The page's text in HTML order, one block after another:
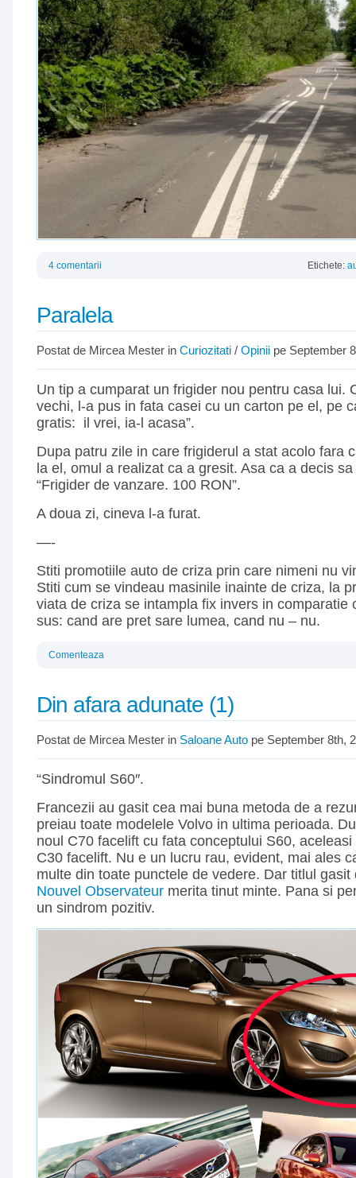
4 comentarii Etichete:
Paralela
Postat de Mircea Mester in Curiozitati / Opinii pe September
Un tip a cumparat un frigider nou pentru casa lui.
vechi, l-a pus in fata casei cu un carton pe el, pe
gratis: il vrei, ia-l acasa”.
Dupa patru zile in care frigiderul a stat acolo fara
la el, omul a realizat ca a gresit. Asa ca a decis
“Frigider de vanzare. 100 RON”.
A doua zi, cineva l-a furat.
—-
Stiti promotiile auto de criza prin care nimeni nu
Stiti cum se vindeau masinile inainte de criza, la
viata de criza se intampla fix invers in comparatie
sus: cand are pret sare lumea, cand nu – nu.
Comenteaza
Din afara adunate (1)
Postat de Mircea Mester in Saloane Auto pe September 8th,
“Sindromul S60″.
Francezii au gasit cea mai buna metoda de a
preiau toate modelele Volvo in ultima perioada.
noul C70 facelift cu fata conceptului S60,
C30 facelift. Nu e un lucru rau, evident, mai ales
multe din toate punctele de vedere. Dar titlul
Nouvel Observateur merita tinut minte. Pana si
un sindrom pozitiv.